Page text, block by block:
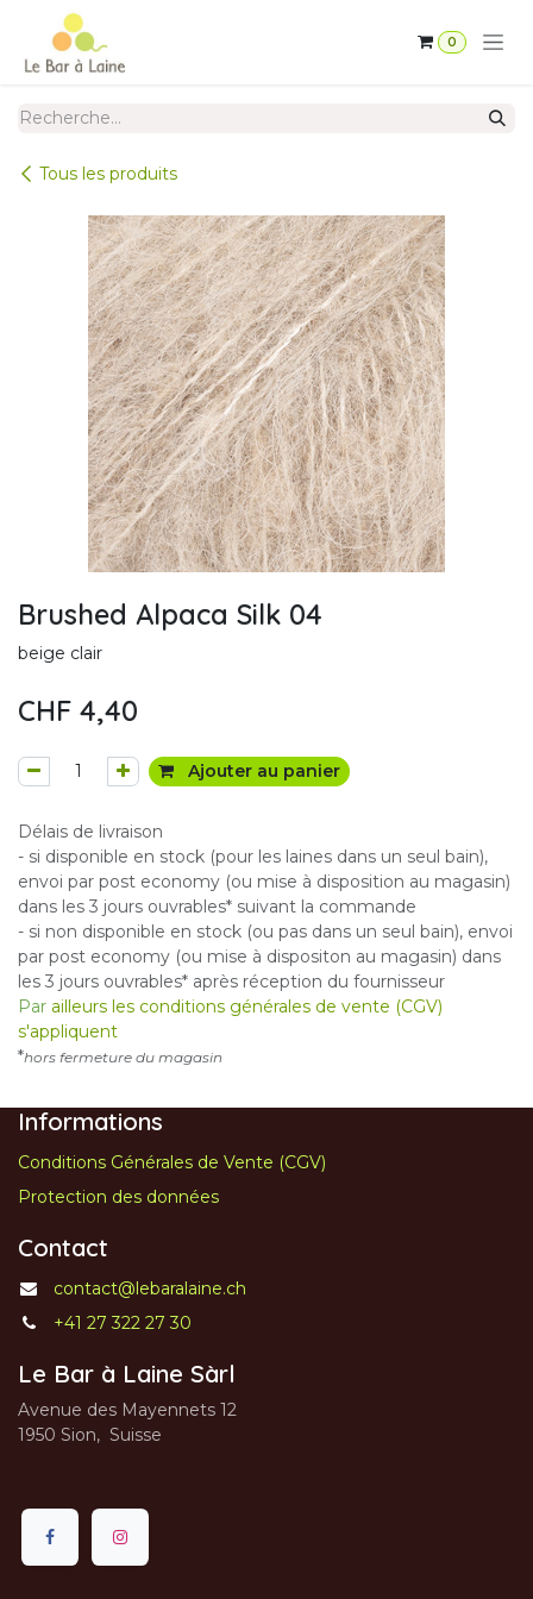
Se rendre au contenu
0
Tous les produits
Brushed Alpaca Silk 04
beige clair
CHF 4,40
Ajouter au panier
Délais de livraison
- si disponible en stock (pour les laines dans un seul bain),
envoi par post economy (ou mise à disposition au magasin)
dans les 3 jours ouvrables* suivant la commande
- si non disponible en stock (ou pas dans un seul bain), envoi
par post economy (ou mise à dispositon au magasin) dans
les 3 jours ouvrables* après réception du fournisseur
Par ailleurs les conditions générales de vente (CGV)
s'appliquent
*hors fermeture du magasin
Informations
Conditions Générales de Vente (CGV)
Protection des données
Contact
contact@lebaralaine.ch
+41 27 322 27 30
Le Bar à Laine Sàrl
Avenue des Mayennets 12
1950 Sion, Suisse